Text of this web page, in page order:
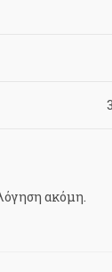
ακόμη.